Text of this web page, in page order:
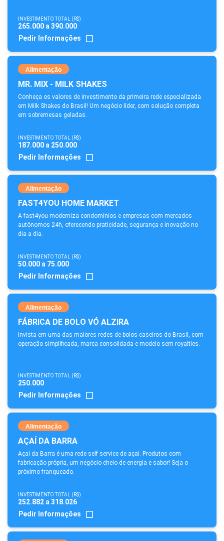
INVESTIMENTO TOTAL (R$)
265.000 a 390.000
Pedir Informações
Alimentação
MR. MIX - MILK SHAKES
Conheça os valores de investimento da primeira rede especializada
em Milk Shakes do Brasil! Um negócio líder, com solução completa
em sobremesas geladas.
INVESTIMENTO TOTAL (R$)
187.000 a 250.000
Pedir Informações
Alimentação
FAST4YOU HOME MARKET
A fast4you moderniza condomínios e empresas com mercados
autônomos 24h, oferecendo praticidade, segurança e inovação no
dia a dia.
INVESTIMENTO TOTAL (R$)
50.000 a 75.000
Pedir Informações
Alimentação
FÁBRICA DE BOLO VÓ ALZIRA
Invista em uma das maiores redes de bolos caseiros do Brasil, com
operação simplificada, marca consolidada e modelo sem royalties.
INVESTIMENTO TOTAL (R$)
250.000
Pedir Informações
Alimentação
AÇAÍ DA BARRA
Açaí da Barra é uma rede self service de açaí. Produtos com
fabricação própria, um negócio cheio de energia e sabor! Seja o
próximo franqueado.
INVESTIMENTO TOTAL (R$)
252.882 a 318.026
Pedir Informações